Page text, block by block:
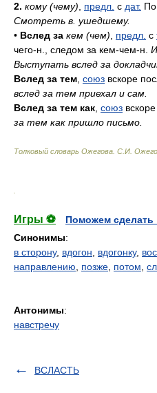
2. кому (чему) предл. с дат.
Смотреть в. ушедшему.
• Вслед за кем (чем) предл. с
чего-н., следом за кем-чем-н.
Выступать вслед за
Вслед за тем союз вскоре
вслед за тем приехал и сам.
Вслед за тем как союз
за тем как пришло письмо.
Толковый словарь Ожегова С.И.
Игры ⚽
Поможем сделать
Синонимы:
в сторону, вдогон вдогонку,
направлению
позже потом
Антонимы:
навстречу
ВСЛАСТЬ